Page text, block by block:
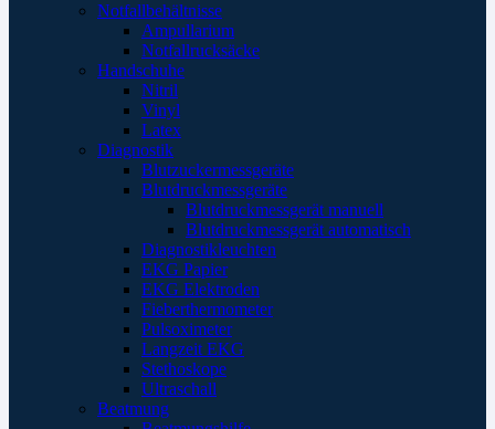
Notfallbehältnisse
Ampullarium
Notfallrucksäcke
Handschuhe
Nitril
Vinyl
Latex
Diagnostik
Blutzuckermessgeräte
Blutdruckmessgeräte
Blutdruckmessgerät manuell
Blutdruckmessgerät automatisch
Diagnostikleuchten
EKG Papier
EKG Elektroden
Fieberthermometer
Pulsoximeter
Langzeit EKG
Stethoskope
Ultraschall
Beatmung